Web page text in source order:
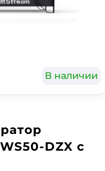
В наличии
DZX с